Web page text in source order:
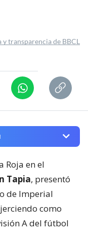
y transparencia de BBCL
Roja en el
Tapia, presentó
de Imperial
como
A del fútbol